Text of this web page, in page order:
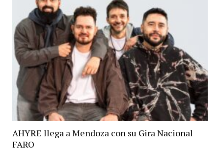
AHYRE llega a Mendoza con su Gira Nacional
FARO